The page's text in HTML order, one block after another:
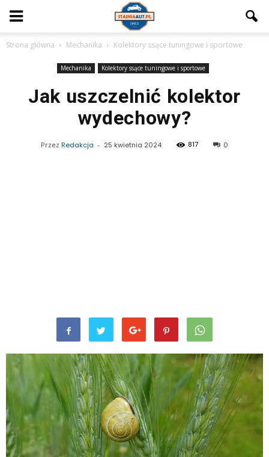
Strona główna Mechanika Kolektory ssące tuningowe i sportowe
Mechanika Kolektory ssące tuningowe i sportowe
Jak uszczelnić kolektor
wydechowy?
Przez Redakcja - 25 kwietnia 2024 817 0